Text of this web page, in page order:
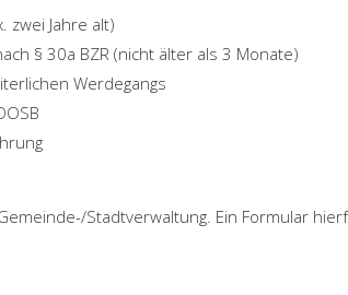
zwei Jahre alt)
§ 30a BZR (nicht älter als 3 Monate)
Werdegangs
Stadtverwaltung. Ein Formular